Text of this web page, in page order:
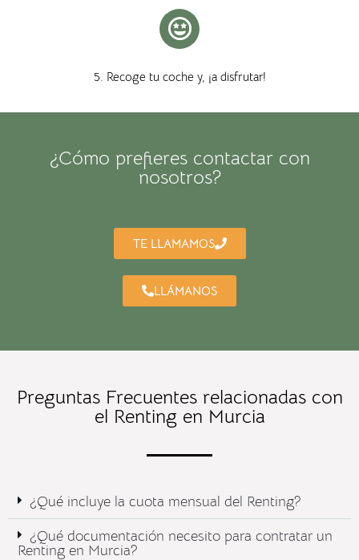
5. Recoge tu coche y, ¡a disfrutar!
¿Cómo prefieres contactar con
nosotros?
TE LLAMAMOS
LLÁMANOS
Preguntas Frecuentes relacionadas con
el Renting en Murcia
¿Qué incluye la cuota mensual del Renting?​
¿Qué documentación necesito para contratar un
Renting en Murcia?